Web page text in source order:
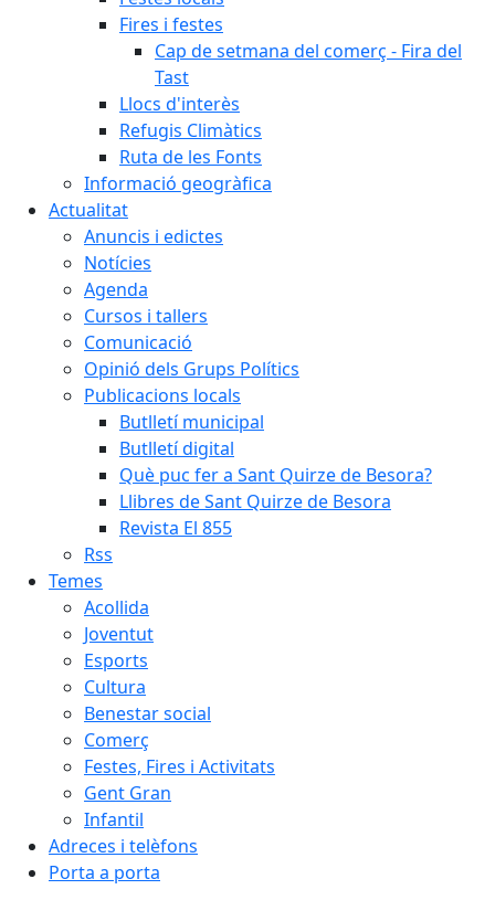
Fires i festes
Cap de setmana del comerç - Fira del
Tast
Llocs d'interès
Refugis Climàtics
Ruta de les Fonts
Informació geogràfica
Actualitat
Anuncis i edictes
Notícies
Agenda
Cursos i tallers
Comunicació
Opinió dels Grups Polítics
Publicacions locals
Butlletí municipal
Butlletí digital
Què puc fer a Sant Quirze de Besora?
Llibres de Sant Quirze de Besora
Revista El 855
Rss
Temes
Acollida
Joventut
Esports
Cultura
Benestar social
Comerç
Festes, Fires i Activitats
Gent Gran
Infantil
Adreces i telèfons
Porta a porta